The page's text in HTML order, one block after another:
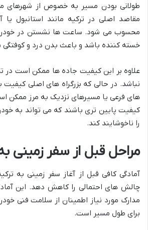
طولانی بودن مسیر به خصوص از شهرهای
مقاصد اصلی در ترکیه مانند استانبول یا
محسوب می شود. ساعت ها نشستن در خودرو
خسته کننده باشد و باعث بدن درد و کوفتگی
علاوه بر این کیفیت جاده ها ممکن است در
نباشد. در حالی که بزرگراه های اصلی کیفیت
های فرعی یا مسیرهای نزدیک به مرز ممکن
کیفیت پایین تری باشند که می تواند به
را ناخوشایند کند.
مراحل قبل از سفر زمینی
آمادگی کافی قبل از آغاز سفر زمینی به
چالش های احتمالی را کاهش دهد. این
مدارک مورد نیاز اطمینان از سلامت فنی
برای طول مسیر است.